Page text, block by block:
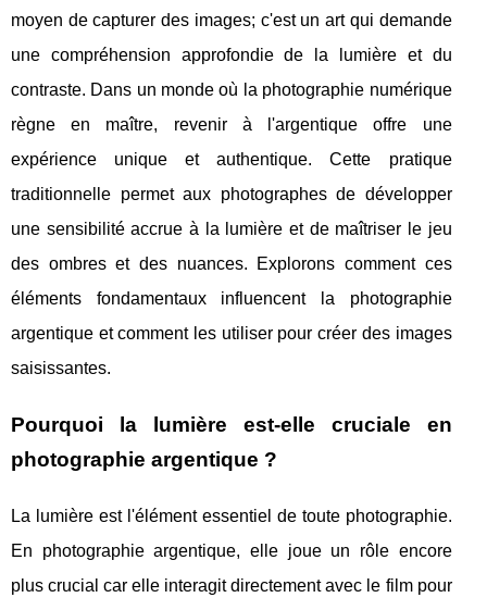
moyen de capturer des images; c'est un art qui demande
une compréhension approfondie de la lumière et du
contraste. Dans un monde où la photographie numérique
règne en maître, revenir à l'argentique offre une
expérience unique et authentique. Cette pratique
traditionnelle permet aux photographes de développer
une sensibilité accrue à la lumière et de maîtriser le jeu
des ombres et des nuances. Explorons comment ces
éléments fondamentaux influencent la photographie
argentique et comment les utiliser pour créer des images
saisissantes.
Pourquoi la lumière est-elle cruciale en
photographie argentique ?
La lumière est l'élément essentiel de toute photographie.
En photographie argentique, elle joue un rôle encore
plus crucial car elle interagit directement avec le film pour